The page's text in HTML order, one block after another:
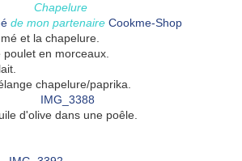
Chapelure
de mon partenaire Cookme-Shop
et la chapelure.
en morceaux.
chapelure/paprika.
d'olive dans une poêle.